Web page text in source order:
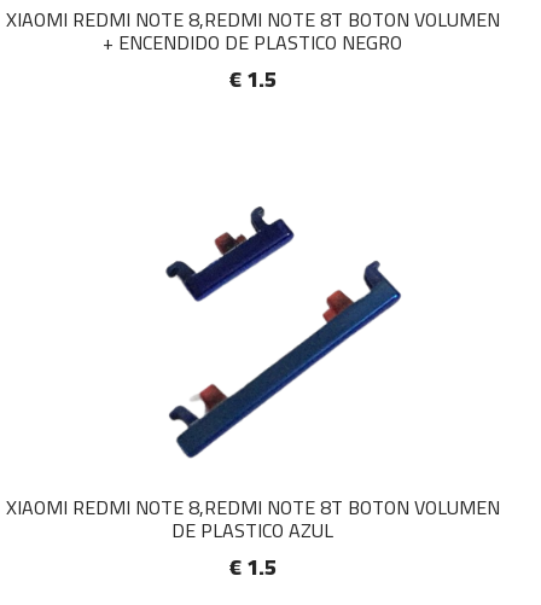
XIAOMI REDMI NOTE 8,REDMI NOTE 8T BOTON VOLUMEN
+ ENCENDIDO DE PLASTICO NEGRO
€ 1.5
XIAOMI REDMI NOTE 8,REDMI NOTE 8T BOTON VOLUMEN
DE PLASTICO AZUL
€ 1.5